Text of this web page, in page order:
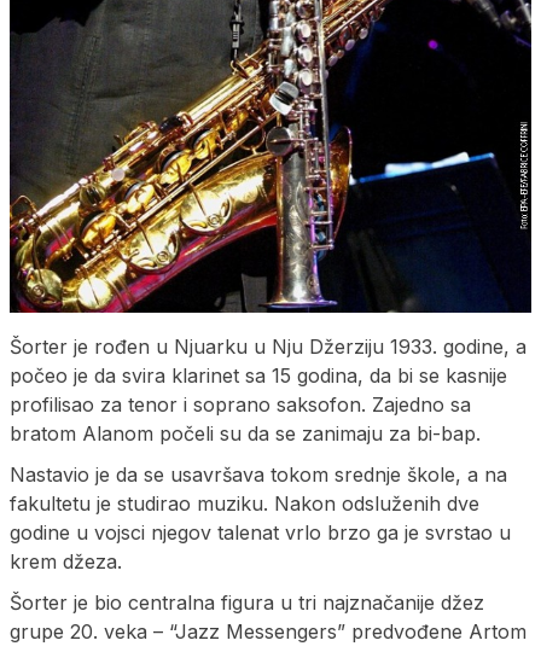
Šorter je rođen u Njuarku u Nju Džerziju 1933. godine, a
počeo je da svira klarinet sa 15 godina, da bi se kasnije
profilisao za tenor i soprano saksofon. Zajedno sa
bratom Alanom počeli su da se zanimaju za bi-bap.
Nastavio je da se usavršava tokom srednje škole, a na
fakultetu je studirao muziku. Nakon odsluženih dve
godine u vojsci njegov talenat vrlo brzo ga je svrstao u
krem džeza.
Šorter je bio centralna figura u tri najznačanije džez
grupe 20. veka – “Jazz Messengers” predvođene Artom